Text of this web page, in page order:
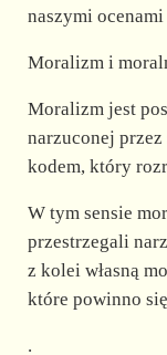
naszymi
Moralizm i
Moralizm jest
narzuconej przez
kodem, który
W tym sensie
przestrzegali
z kolei własną
które powinno
.